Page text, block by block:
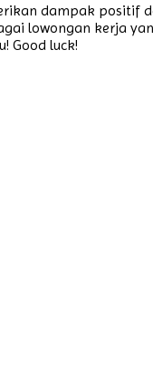
dampak positif
lowongan kerja
Good luck!